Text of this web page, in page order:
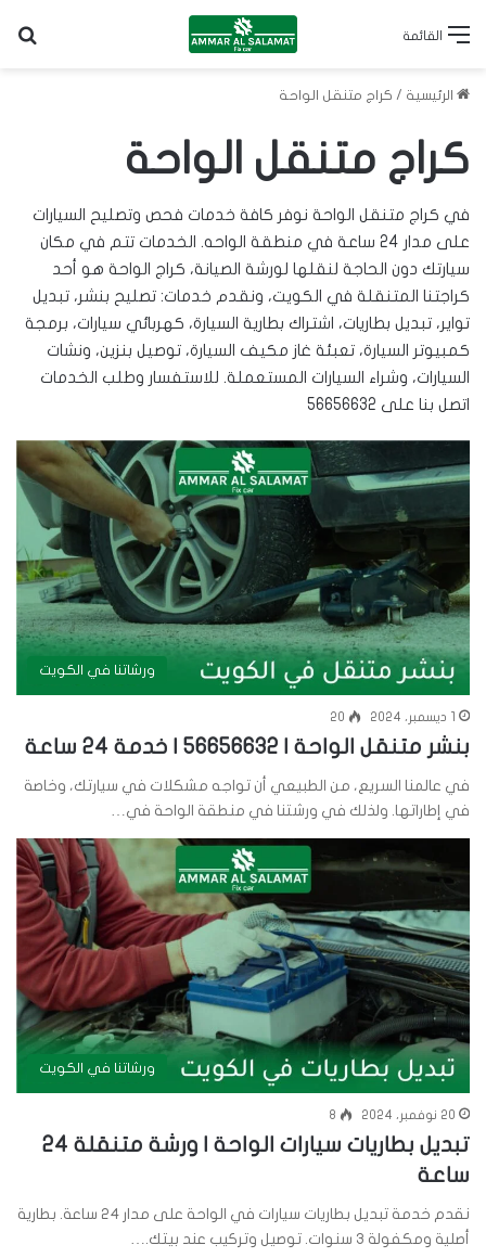
القائمة
الرئيسية / كراج متنقل الواحة
كراج متنقل الواحة
في كراج متنقل الواحة نوفر كافة خدمات فحص وتصليح السيارات
على مدار 24 ساعة في منطقة الواحه. الخدمات تتم في مكان
سيارتك دون الحاجة لنقلها لورشة الصيانة، كراج الواحة هو أحد
كراجتنا المتنقلة في الكويت، ونقدم خدمات: تصليح بنشر، تبديل
تواير، تبديل بطاريات، اشتراك بطارية السيارة، كهربائي سيارات، برمجة
كمبيوتر السيارة، تعبئة غاز مكيف السيارة، توصيل بنزين، ونشات
السيارات، وشراء السيارات المستعملة. للاستفسار وطلب الخدمات
اتصل بنا على 56656632
ورشاتنا في الكويت
20
بنشر متنقل الواحة | 56656632 | خدمة 24 ساعة
في عالمنا السريع، من الطبيعي أن تواجه مشكلات في سيارتك، وخاصة
في إطاراتها. ولذلك في ورشتنا في منطقة الواحة في…
ورشاتنا في الكويت
20 نوفمبر، 2024 8
تبديل بطاريات سيارات الواحة | ورشة متنقلة 24
ساعة
نقدم خدمة تبديل بطاريات سيارات في الواحة على مدار 24 ساعة. بطارية
أصلية ومكفولة 3 سنوات. توصيل وتركيب عند بيتك.…